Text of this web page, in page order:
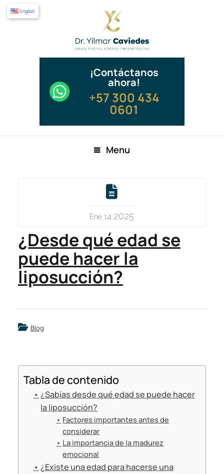
¡Contáctanos
ahora!
+57 300 434
0601
English
Menu
Ene 14 2025
¿Desde qué edad se
puede hacer la
liposucción?
Blog
Tabla de contenido
¿Sabías desde qué edad se puede hacer
la liposucción?
Factores importantes antes de
considerar
La importancia de la madurez
emocional
¿Existe una edad para hacerse una